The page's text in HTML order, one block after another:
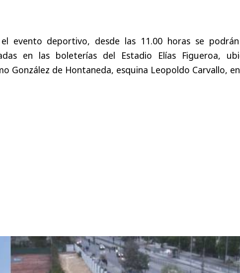
evento deportivo, desde las 11.00 horas se
en las boleterías del Estadio Elías Figueroa,
González de Hontaneda, esquina Leopoldo Carvallo,